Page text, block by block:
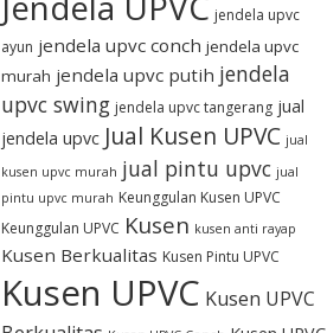
jendela upvc
ayun jendela upvc conch jendela upvc
murah jendela upvc putih jendela
upvc swing jendela upvc tangerang jual
jendela upvc Jual Kusen UPVC jual
kusen upvc murah jual pintu upvc jual
pintu upvc murah Keunggulan Kusen UPVC
Keunggulan UPVC Kusen kusen anti rayap
Kusen Berkualitas Kusen Pintu UPVC
Kusen UPVC Kusen UPVC